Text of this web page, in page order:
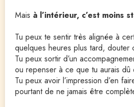
Mais à l’intérieur, c’est moins
Tu peux te sentir très alignée à
quelques heures plus tard, douter
Tu peux sortir d’un
ou repenser à ce que tu aurais dû
Tu peux avoir l’impression d’en
pourtant de ne jamais être